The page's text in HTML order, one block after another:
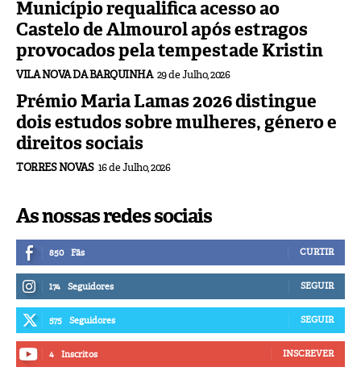
Município requalifica acesso ao
Castelo de Almourol após estragos
provocados pela tempestade Kristin
VILA NOVA DA BARQUINHA 29 de Julho, 2026
Prémio Maria Lamas 2026 distingue
dois estudos sobre mulheres, género e
direitos sociais
TORRES NOVAS 16 de Julho, 2026
As nossas redes sociais
850 Fãs CURTIR
174 Seguidores SEGUIR
575 Seguidores SEGUIR
4 Inscritos INSCREVER